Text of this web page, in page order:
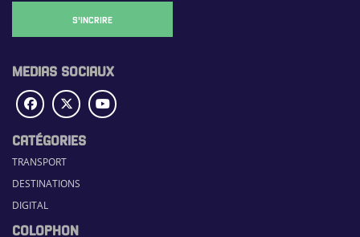
S'INCRIRE
MEDIAS SOCIAUX
CATÉGORIES
TRANSPORT
DESTINATIONS
DIGITAL
COLOPHON